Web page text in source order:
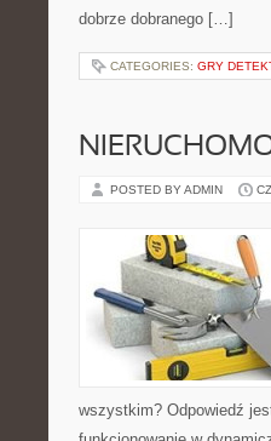
dobrze dobranego […]
CATEGORIES: GRY
POSTED BY ADMIN
wszystkim? Odpowiedź